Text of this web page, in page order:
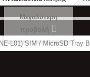
Μεγαλύτερη